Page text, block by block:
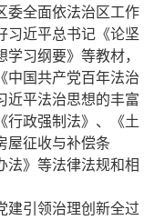
委全面依法治区工作
习近平总书记《论坚
习纲要》等教材，
中国共产党百年法治
近平法治思想的丰富
行政强制法》、《土
屋征收与补偿条
法》等法律法规和相
建引领治理创新全过